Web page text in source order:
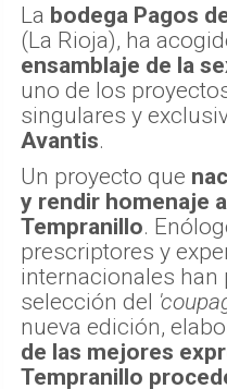
La bodega Pagos
(La Rioja), ha
ensamblaje de la
uno de los
singulares y
Avantis.
Un proyecto que
y rendir homenaje
Tempranillo.
prescriptores y
internacionales han
selección del
nueva edición,
de las mejores
Tempranillo